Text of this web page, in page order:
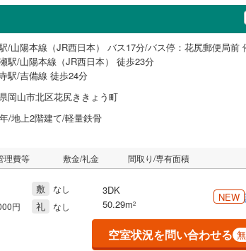
/山陽本線（JR西日本） バス17分/バス停：花尻郵便局前
駅/山陽本線（JR西日本） 徒歩23分
駅/吉備線 徒歩24分
岡山市北区花尻ききょう町
/地上2階建て/軽量鉄骨
理費等 敷金/礼金 間取り/専有面積
円
敷 なし
礼 なし
3DK
50.29m2
NEW
空室状況を問い合わせる